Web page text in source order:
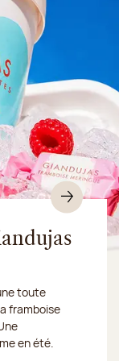
toute
framboise
en été.
fermé :
et
vos